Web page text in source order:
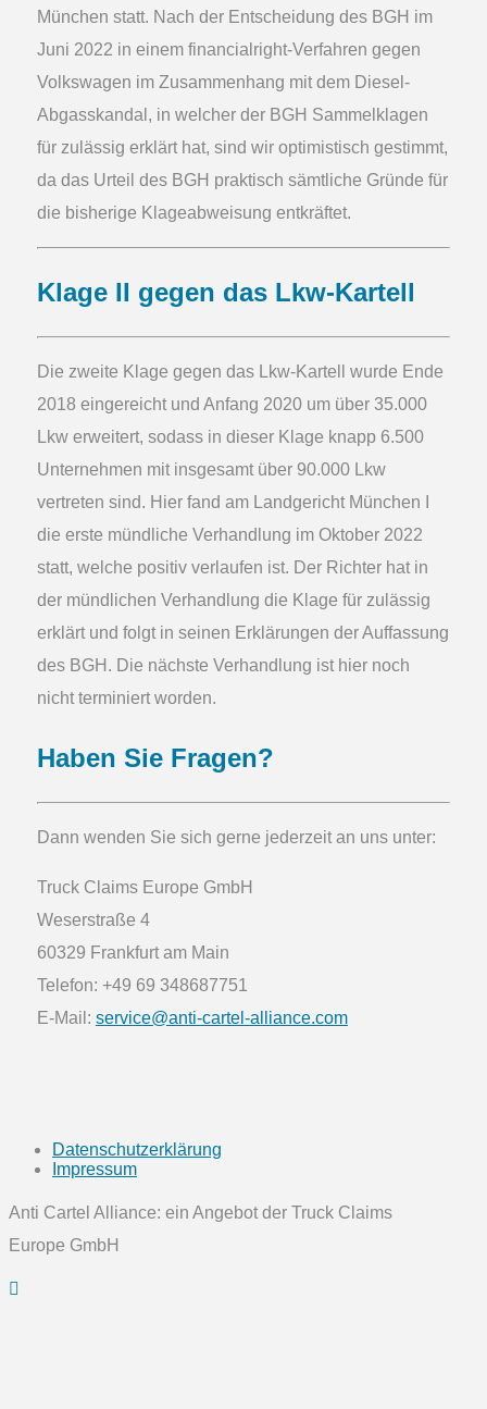
München statt. Nach der Entscheidung des BGH im
Juni 2022 in einem financialright-Verfahren gegen
Volkswagen im Zusammenhang mit dem Diesel-
Abgasskandal, in welcher der BGH Sammelklagen
für zulässig erklärt hat, sind wir optimistisch gestimmt,
da das Urteil des BGH praktisch sämtliche Gründe für
die bisherige Klageabweisung entkräftet.
Klage II gegen das Lkw-Kartell
Die zweite Klage gegen das Lkw-Kartell wurde Ende
2018 eingereicht und Anfang 2020 um über 35.000
Lkw erweitert, sodass in dieser Klage knapp 6.500
Unternehmen mit insgesamt über 90.000 Lkw
vertreten sind. Hier fand am Landgericht München I
die erste mündliche Verhandlung im Oktober 2022
statt, welche positiv verlaufen ist. Der Richter hat in
der mündlichen Verhandlung die Klage für zulässig
erklärt und folgt in seinen Erklärungen der Auffassung
des BGH. Die nächste Verhandlung ist hier noch
nicht terminiert worden.
Haben Sie Fragen?
Dann wenden Sie sich gerne jederzeit an uns unter:
Truck Claims Europe GmbH
Weserstraße 4
60329 Frankfurt am Main
Telefon: +49 69 348687751
E-Mail: service@anti-cartel-alliance.com
Datenschutzerklärung
Impressum
Anti Cartel Alliance: ein Angebot der Truck Claims
Europe GmbH